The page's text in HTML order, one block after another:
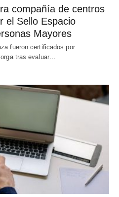
compañía de centros
el Sello Espacio
Mayores
fueron certificados por
tras evaluar…